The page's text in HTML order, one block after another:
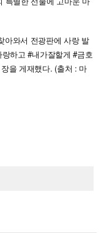
아와서 전광판에 사랑 발
하고 #내가잘할게 #금호
을 게재했다. (출처 : 마